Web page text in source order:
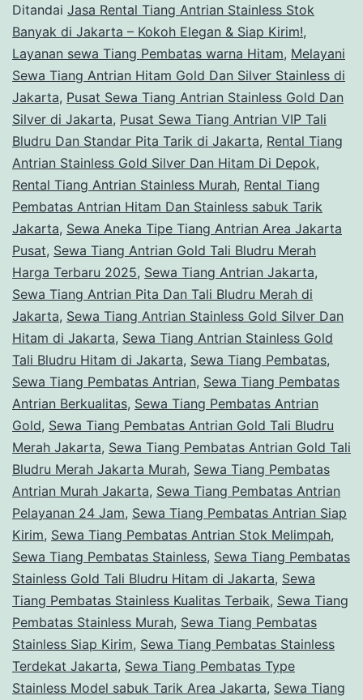
Bludru
Merah
di
Jakarta
Ditandai Jasa Rental Tiang Antrian Stainless Stok
Banyak di Jakarta – Kokoh Elegan & Siap Kirim!,
Layanan sewa Tiang Pembatas warna Hitam, Melayani
Sewa Tiang Antrian Hitam Gold Dan Silver Stainless di
Jakarta, Pusat Sewa Tiang Antrian Stainless Gold Dan
Silver di Jakarta, Pusat Sewa Tiang Antrian VIP Tali
Bludru Dan Standar Pita Tarik di Jakarta, Rental Tiang
Antrian Stainless Gold Silver Dan Hitam Di Depok,
Rental Tiang Antrian Stainless Murah, Rental Tiang
Pembatas Antrian Hitam Dan Stainless sabuk Tarik
Jakarta, Sewa Aneka Tipe Tiang Antrian Area Jakarta
Pusat, Sewa Tiang Antrian Gold Tali Bludru Merah
Harga Terbaru 2025, Sewa Tiang Antrian Jakarta,
Sewa Tiang Antrian Pita Dan Tali Bludru Merah di
Jakarta, Sewa Tiang Antrian Stainless Gold Silver Dan
Hitam di Jakarta, Sewa Tiang Antrian Stainless Gold
Tali Bludru Hitam di Jakarta, Sewa Tiang Pembatas,
Sewa Tiang Pembatas Antrian, Sewa Tiang Pembatas
Antrian Berkualitas, Sewa Tiang Pembatas Antrian
Gold, Sewa Tiang Pembatas Antrian Gold Tali Bludru
Merah Jakarta, Sewa Tiang Pembatas Antrian Gold Tali
Bludru Merah Jakarta Murah, Sewa Tiang Pembatas
Antrian Murah Jakarta, Sewa Tiang Pembatas Antrian
Pelayanan 24 Jam, Sewa Tiang Pembatas Antrian Siap
Kirim, Sewa Tiang Pembatas Antrian Stok Melimpah,
Sewa Tiang Pembatas Stainless, Sewa Tiang Pembatas
Stainless Gold Tali Bludru Hitam di Jakarta, Sewa
Tiang Pembatas Stainless Kualitas Terbaik, Sewa Tiang
Pembatas Stainless Murah, Sewa Tiang Pembatas
Stainless Siap Kirim, Sewa Tiang Pembatas Stainless
Terdekat Jakarta, Sewa Tiang Pembatas Type
Stainless Model sabuk Tarik Area Jakarta, Sewa Tiang